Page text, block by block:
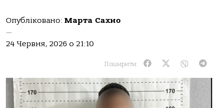
Опубліковано: Марта Сахно
—
24 Червня, 2026 о 21:10
Поширити: